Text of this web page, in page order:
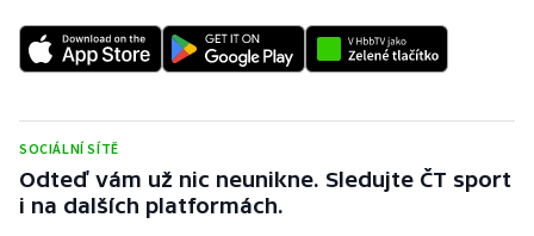
Sportovní střelba
Triatlon
Veslování
SOCIÁLNÍ SÍTĚ
Odteď vám už nic neunikne. Sledujte ČT sport
i na dalších platformách.